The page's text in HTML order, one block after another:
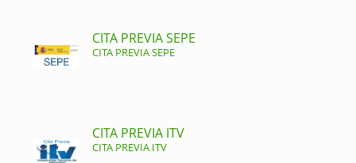
CITA PREVIA SEPE
CITA PREVIA SEPE
CITA PREVIA ITV
CITA PREVIA ITV